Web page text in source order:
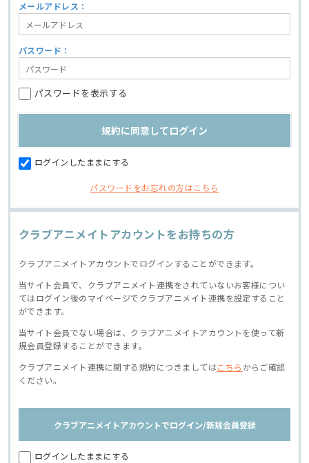
メールアドレス：
パスワード：
パスワードを表示する
ログインしたままにする
パスワードをお忘れの方はこちら
クラブアニメイトアカウントをお持ちの方
クラブアニメイトアカウントでログインすることができます。
当サイト会員で、クラブアニメイト連携をされていないお客様につい
てはログイン後のマイページでクラブアニメイト連携を設定すること
ができます。
当サイト会員でない場合は、クラブアニメイトアカウントを使って新
規会員登録することができます。
クラブアニメイト連携に関する規約につきましてはこちら からご確認
ください。
クラブアニメイトアカウントでログイン/新規会員登録
ログインしたままにする